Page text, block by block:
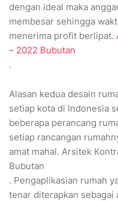
dengan ideal maka
membesar sehingga
menerima profit berlipat.
– 2022 Bubutan
.
Alasan kedua desain
setiap kota di Indonesia
beberapa perancang
setiap rancangan
amat mahal. Arsitek
Bubutan
. Pengaplikasian rumah
tenar diterapkan sebagai